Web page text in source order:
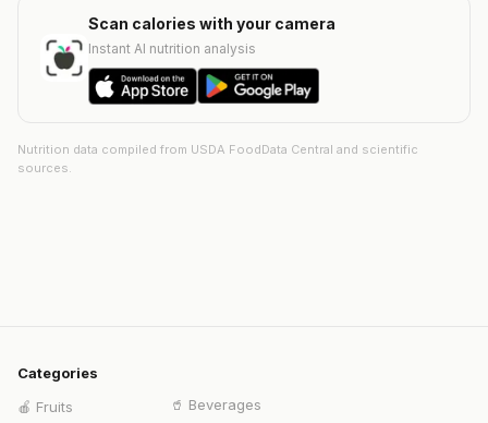
Scan calories with your camera
Instant AI nutrition analysis
Nutrition data compiled from USDA FoodData Central and scientific
sources.
Categories
🍎 Fruits
🥤 Beverages